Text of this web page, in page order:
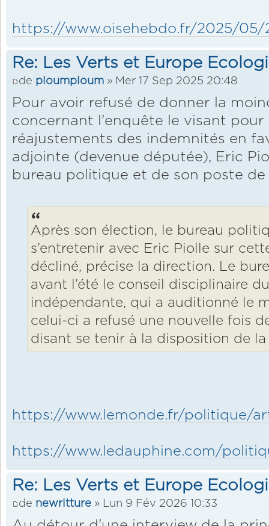
https://www.oisehebdo.fr/2025/05/
Re: Les Verts et Europe
de ploumploum » Mer 17 Sep 2025 20:48
Pour avoir refusé de donner la
concernant l'enquête le visant pour
réajustements des indemnités en
adjointe (devenue députée), Eric
bureau politique et de son poste
Après son élection, le bureau
s’entretenir avec Eric Piolle sur
décliné, précise la direction. Le
avant l’été le conseil disciplinaire
indépendante, qui a auditionné le
celui-ci a refusé une nouvelle fois
disant se tenir à la disposition de la
https://www.lemonde.fr/politique/
https://www.ledauphine.com/
Re: Les Verts et Europe
de newritture » Lun 9 Fév 2026 10:33